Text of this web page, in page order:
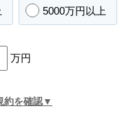
5000万円以上
万円
約を確認▼